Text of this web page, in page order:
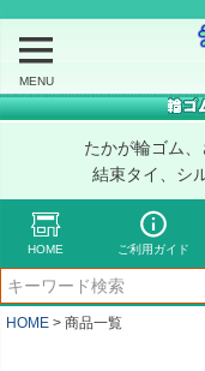
MENU
たかが輪ゴム
結束タイ、シ
HOME ご利用ガイド
HOME 商品一覧
キーワード